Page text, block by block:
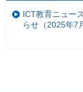
ICT教育ニュー
らせ（2025年7